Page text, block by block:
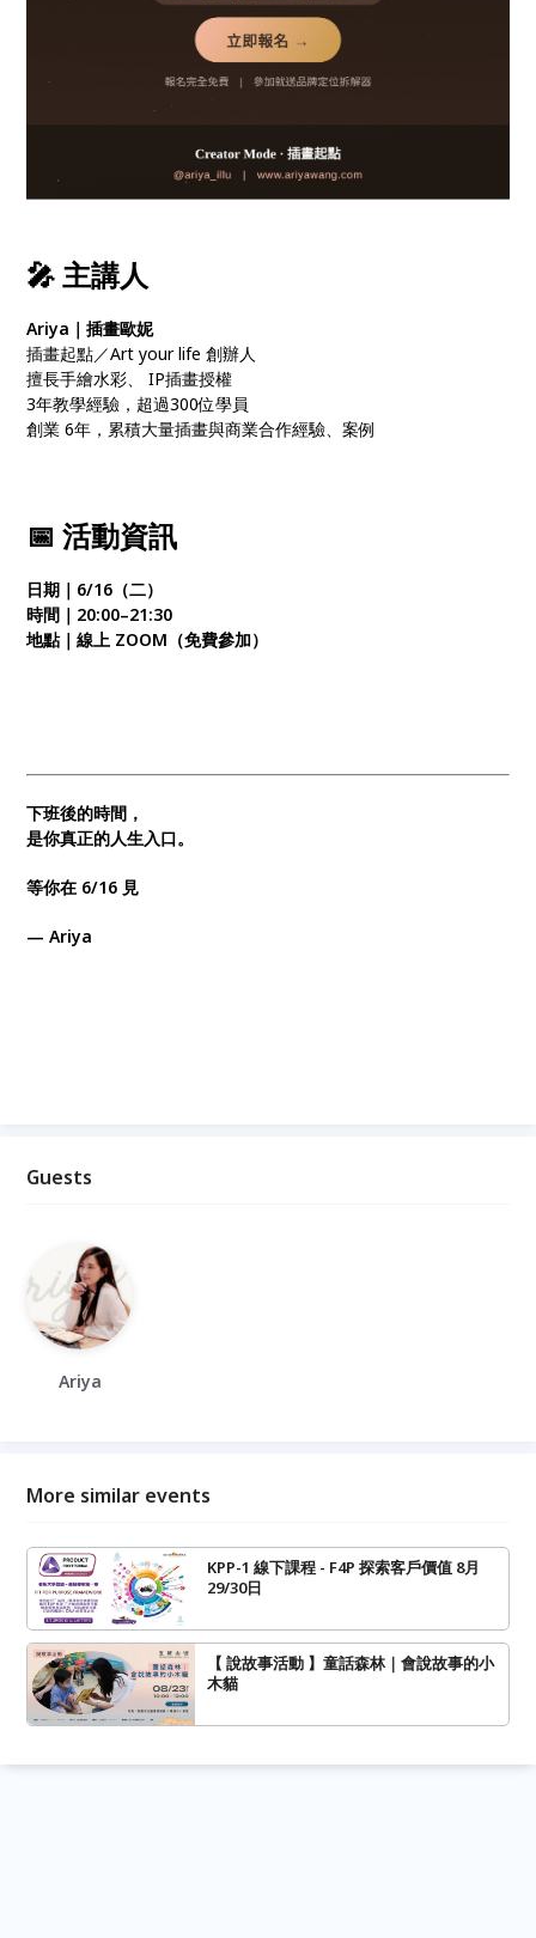
🎤 主講人
Ariya｜插畫歐妮
插畫起點／Art your life 創辦人
擅⻑手繪水彩、 IP插畫授權
3年教學經驗，超過300位學員
創業 6年，累積大量插畫與商業合作經驗、案例
📅 活動資訊
日期｜6/16（二）
時間｜20:00–21:30
地點｜線上 ZOOM（免費參加）
下班後的時間，
是你真正的人生入口。
等你在 6/16 見
— Ariya
Guests
Ariya
More similar events
KPP-1 線下課程 - F4P 探索客戶價值 8月
29/30日
【 說故事活動 】童話森林｜會說故事的小
木貓